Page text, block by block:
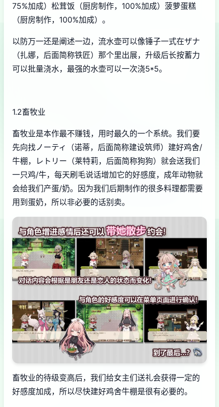
75%加成）松茸饭（厨房制作，100%加成）菠萝蛋糕
（厨房制作，100%加成）。
以防万一还是阐述一边，流水壶可以像锤子一式在ザナ
（扎娜，后面简称铁匠）那个里出展，升级后长按蓄力
可以批量浇水，最强的水壶可以一次浇5*5。
1.2畜牧业
畜牧业是本作最不赚钱，用时最久的一个系统。我们要
先向找ノーティ（诺蒂，后面简称建设筑师）建好鸡舍/
牛棚，レトリー（莱特莉，后面简称狗狗）就会送我们
一只鸡/牛，每天刷毛说话增加它的好感度，成年动物就
会给我们产蛋/奶。因为我们后期制作的很多料理都需要
用到蛋奶，所以非必要的话别卖。
畜牧业的待级变高后，我们给女主们送礼会获得一定的
好感度加成，所以尽快建好鸡舍牛棚是很有必要的。